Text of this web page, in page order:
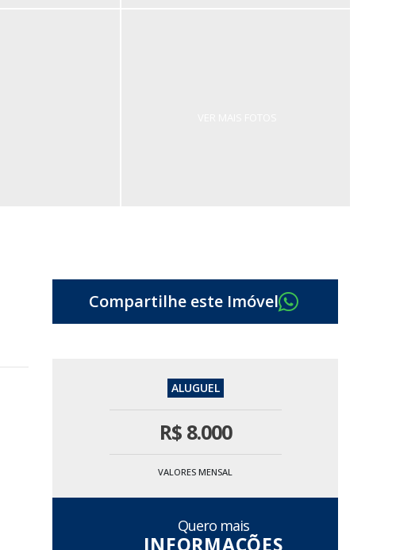
R$8.000
VALORES MENSAL
Quero mais